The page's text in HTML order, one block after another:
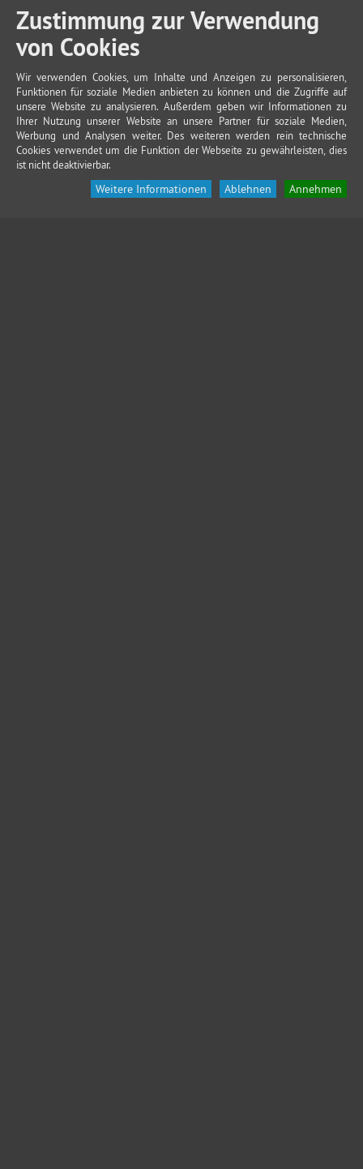
Zustimmung zur Verwendung
von Cookies
Wir verwenden Cookies, um Inhalte und Anzeigen zu personalisieren,
Funktionen für soziale Medien anbieten zu können und die Zugriffe auf
unsere Website zu analysieren. Außerdem geben wir Informationen zu
Ihrer Nutzung unserer Website an unsere Partner für soziale Medien,
Werbung und Analysen weiter. Des weiteren werden rein technische
Cookies verwendet um die Funktion der Webseite zu gewährleisten, dies
ist nicht deaktivierbar.
Annehmen
Ablehnen
Weitere Informationen